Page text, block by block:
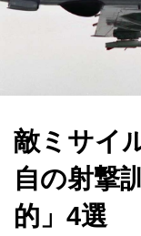
敵ミサイ
自の射撃
的」4選